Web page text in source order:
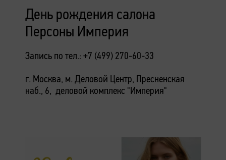
День рождения салона
Персоны Империя
Запись по тел.: +7 (499) 270-60-33
г. Москва, м. Деловой Центр, Пресненская
наб., 6, деловой комплекс "Империя"